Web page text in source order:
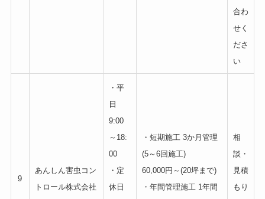
合わ
せく
ださ
い
9
あんしん害虫コン
トロール株式会社
・平
日
9:00
～18:
00
・定
休日
・短期施工 3か月管理
(5～6回施工)
60,000円～(20坪まで)
・年間管理施工 1年間
相
談・
見積
もり